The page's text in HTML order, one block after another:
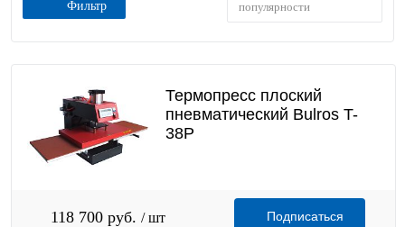
Фильтр популярности
Термопресс плоский
пневматический Bulros T-
38P
118 700 руб. / шт Подписаться